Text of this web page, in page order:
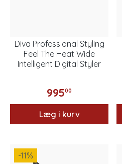
Diva Professional Styling
Feel The Heat Wide
Intelligent Digital Styler
99500
Læg i kurv
-11%